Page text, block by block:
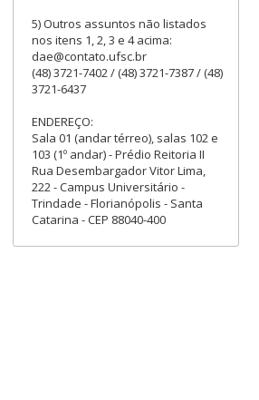
5) Outros assuntos não listados
nos itens 1, 2, 3 e 4 acima:
dae@contato.ufsc.br
(48) 3721-7402 / (48) 3721-7387 / (48)
3721-6437
ENDEREÇO:
Sala 01 (andar térreo), salas 102 e
103 (1º andar) - Prédio Reitoria II
Rua Desembargador Vitor Lima,
222 - Campus Universitário -
Trindade - Florianópolis - Santa
Catarina - CEP 88040-400